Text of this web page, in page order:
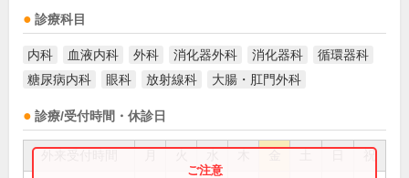
診療科目
内科 血液内科 外科 消化器外科 消化器科
循環器科
糖尿病内科
眼科 放射線科 大腸・肛門外科
診療/受付時間・休診日
祝